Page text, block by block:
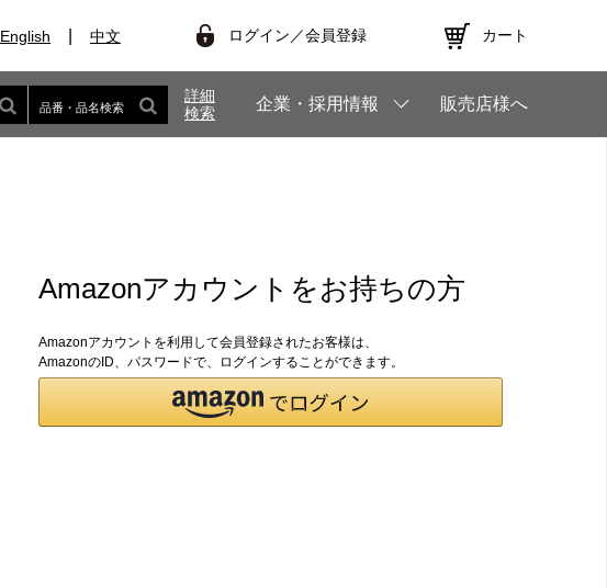
English 中文 ログイン／会員登録 カート
品番・品名検索
詳細
検索
企業・採用情報 販売店様へ
Amazonアカウントをお持ちの方
Amazonアカウントを利用して会員登録されたお客様は、
AmazonのID、パスワードで、ログインすることができます。